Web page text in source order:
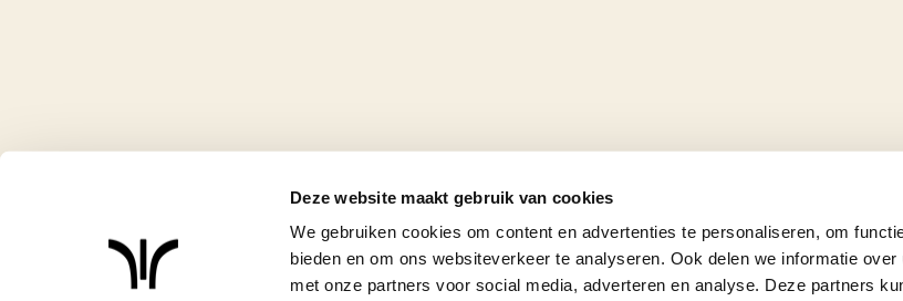
Deze website maakt gebruik van cookies
We gebruiken cookies om content en advertenties te personaliseren, om
bieden en om ons websiteverkeer te analyseren. Ook delen we informatie
met onze partners voor social media, adverteren en analyse. Deze partners